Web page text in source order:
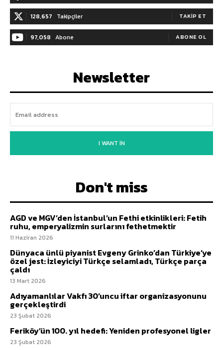
128,657 Takipçiler TAKIP ET
97,058 Abone ABONE OL
Newsletter
I WANT IN
Don't miss
AGD ve MGV’den İstanbul’un Fethi etkinlikleri: Fetih
ruhu, emperyalizmin surlarını fethetmektir
11 Haziran 2026
Dünyaca ünlü piyanist Evgeny Grinko’dan Türkiye’ye
özel jest: İzleyiciyi Türkçe selamladı, Türkçe parça
çaldı
13 Mart 2026
Adıyamanlılar Vakfı 30’uncu iftar organizasyonunu
gerçekleştirdi
23 Şubat 2026
Feriköy’ün 100. yıl hedefi: Yeniden profesyonel ligler
23 Şubat 2026